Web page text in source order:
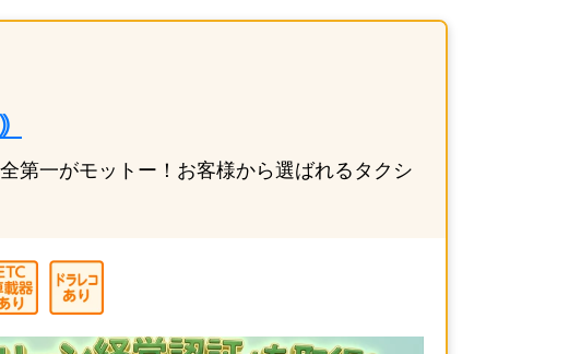
一がモットー！お客様から選ばれるタクシ